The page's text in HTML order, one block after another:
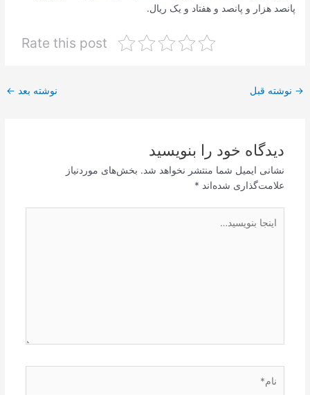
پانصد هزار و پانصد و هفتاد و یک ریال.
Rate this post
پیمایش
→ نوشته قبل نوشته بعد ←
دیدگاه‌ خود را بنویسید
نشانی ایمیل شما منتشر نخواهد شد. بخش‌های موردنیاز
علامت‌گذاری شده‌اند *
بنویسید…